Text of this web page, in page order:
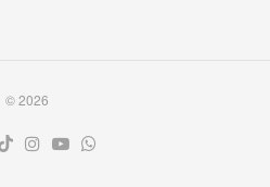
© 2026